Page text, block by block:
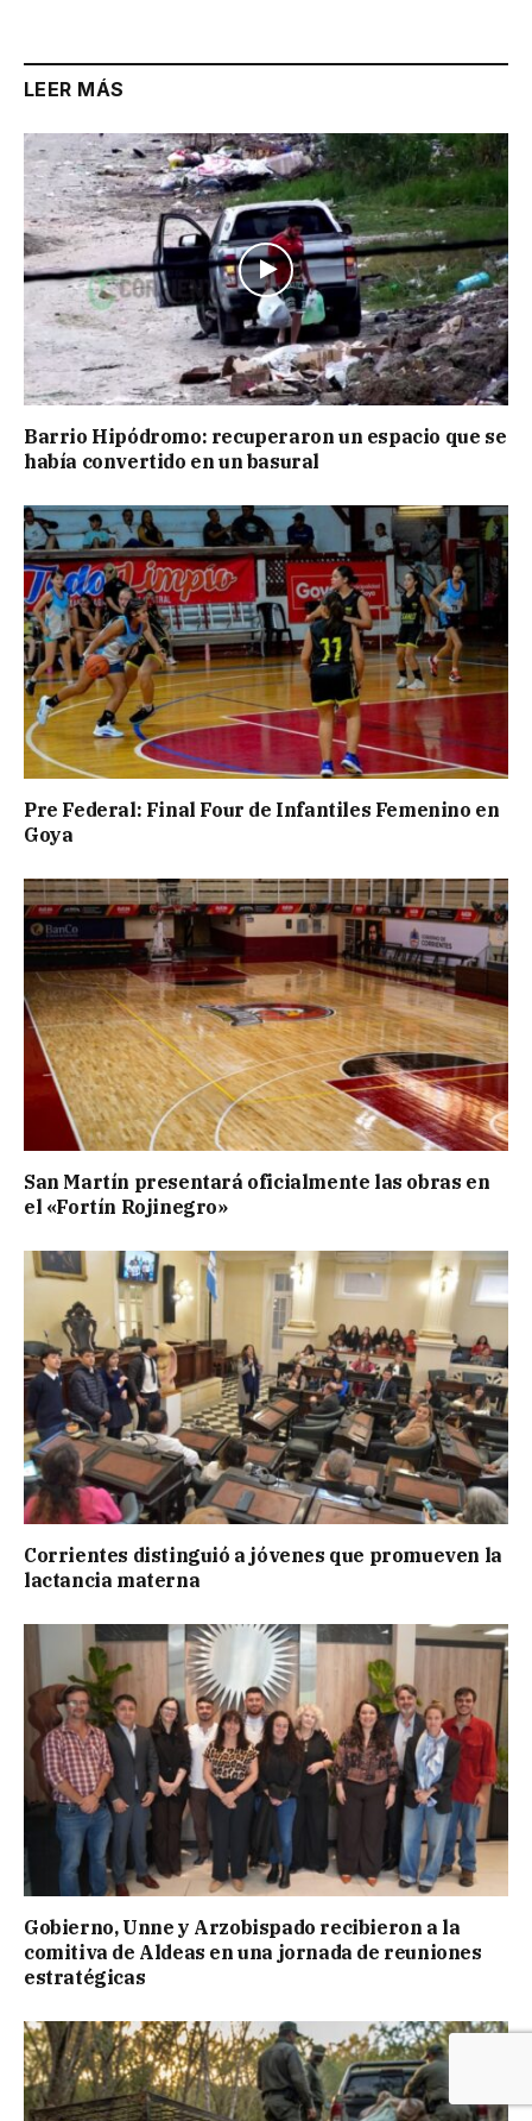
LEER MÁS
Barrio Hipódromo: recuperaron un espacio que se
había convertido en un basural
Pre Federal: Final Four de Infantiles Femenino en
Goya
San Martín presentará oficialmente las obras en
el «Fortín Rojinegro»
Corrientes distinguió a jóvenes que promueven la
lactancia materna
Gobierno, Unne y Arzobispado recibieron a la
comitiva de Aldeas en una jornada de reuniones
estratégicas